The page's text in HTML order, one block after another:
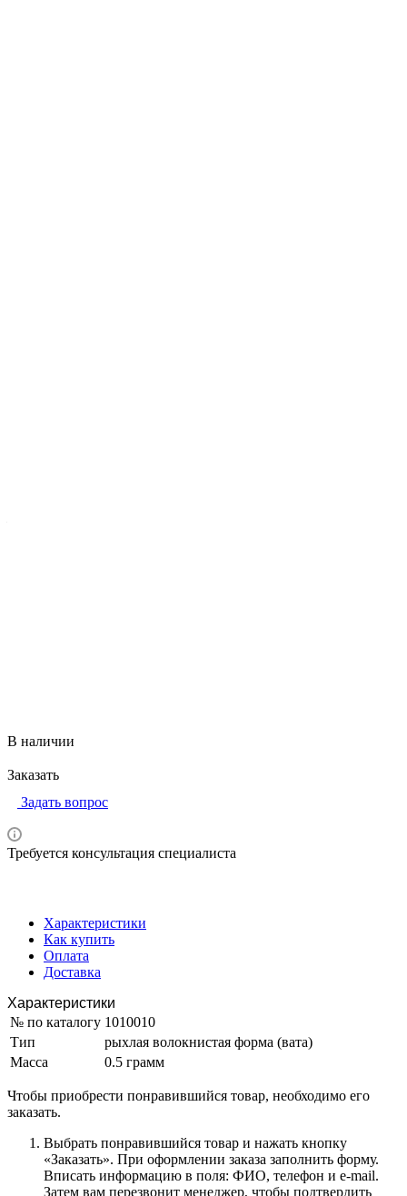
В наличии
Заказать
Задать вопрос
Требуется консультация специалиста
Характеристики
Как купить
Оплата
Доставка
Характеристики
№ по каталогу 1010010
Тип
рыхлая волокнистая форма (вата)
Масса
0.5 грамм
Чтобы приобрести понравившийся товар, необходимо его
заказать.
Выбрать понравившийся товар и нажать кнопку
«Заказать». При оформлении заказа заполнить форму.
Вписать информацию в поля: ФИО, телефон и e-mail.
Затем вам перезвонит менеджер, чтобы подтвердить